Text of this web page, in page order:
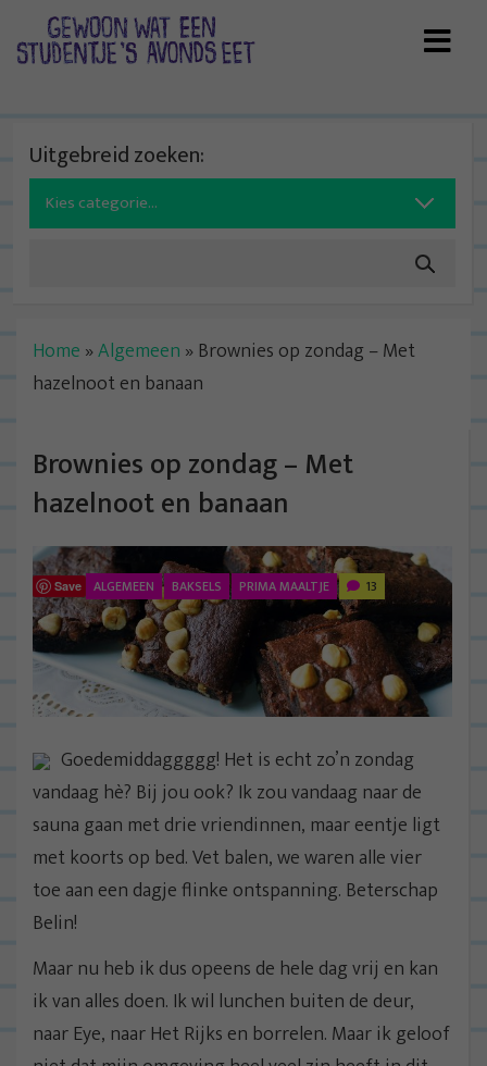
Uitgebreid zoeken:
Search
for:
Home »Algemeen » Brownies op zondag – Met
hazelnoot en banaan
Brownies op zondag – Met
hazelnoot en banaan
Save ALGEMEEN BAKSELS PRIMA MAALTJE 13
Goedemiddaggggg! Het is echt zo’n zondag
vandaag hè? Bij jou ook? Ik zou vandaag naar de
sauna gaan met drie vriendinnen, maar eentje ligt
met koorts op bed. Vet balen, we waren alle vier
toe aan een dagje flinke ontspanning. Beterschap
Belin!
Maar nu heb ik dus opeens de hele dag vrij en kan
ik van alles doen. Ik wil lunchen buiten de deur,
naar Eye, naar Het Rijks en borrelen. Maar ik geloof